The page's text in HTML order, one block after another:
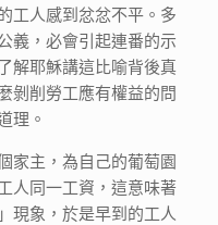
工人感到忿忿不平。多
義，必會引起連番的示
解耶穌講這比喻背後真
剝削勞工應有權益的問
理。
家主，為自己的葡萄園
人同一工資，這意味著
現象，於是早到的工人